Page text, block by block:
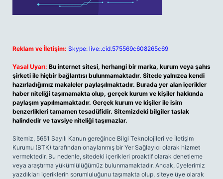
Reklam ve İletişim: Skype: live:.cid.575569c608265c69
Yasal Uyarı: Bu internet sitesi, herhangi bir marka, kurum veya şahıs
şirketi ile hiçbir bağlantısı bulunmamaktadır. Sitede yalnızca kendi
hazırladığımız makaleler paylaşılmaktadır. Burada yer alan içerikler
haber niteliği taşımamakta olup, gerçek kurum ve kişiler hakkında
paylaşım yapılmamaktadır. Gerçek kurum ve kişiler ile isim
benzerlikleri tamamen tesadüfidir. Sitemizdeki bilgiler taslak
halindedir ve tavsiye niteliği taşımazlar.
Sitemiz, 5651 Sayılı Kanun gereğince Bilgi Teknolojileri ve İletişim
Kurumu (BTK) tarafından onaylanmış bir Yer Sağlayıcı olarak hizmet
vermektedir. Bu nedenle, sitedeki içerikleri proaktif olarak denetleme
veya araştırma yükümlülüğümüz bulunmamaktadır. Ancak, üyelerimiz
yazdıkları içeriklerin sorumluluğunu taşımakta olup, siteye üye olarak